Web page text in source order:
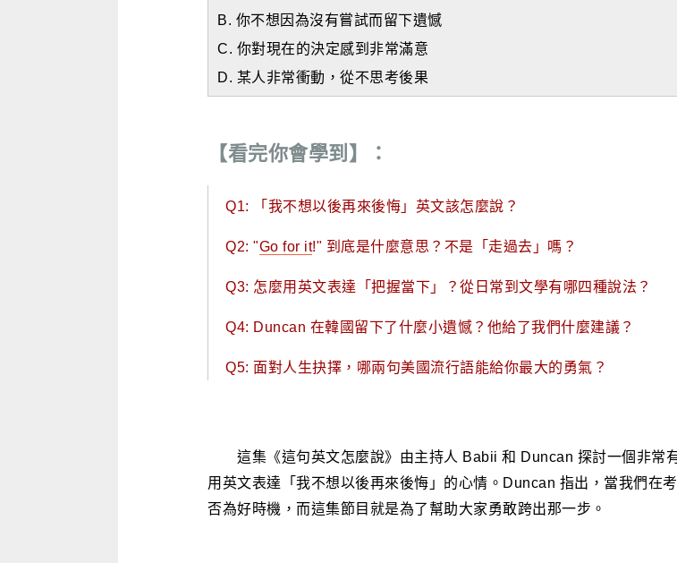
B. 你不想因為沒有嘗試而留下遺憾
C. 你對現在的決定感到非常滿意
D. 某人非常衝動，從不思考後果
【看完你會學到】：
Q1: 「我不想以後再來後悔」英文該怎麼說？
Q2: "Go for it!" 到底是什麼意思？不是「走過去」嗎？
Q3: 怎麼用英文表達「把握當下」？從日常到文學有哪四種說法？
Q4: Duncan 在韓國留下了什麼小遺憾？他給了我們什麼建議？
Q5: 面對人生抉擇，哪兩句美國流行語能給你最大的勇氣？
這集《這句英文怎麼說》由主持人 Babii 和 Duncan 探討一個非常
用英文表達「我不想以後再來後悔」的心情。Duncan 指出，當我們在
否為好時機，而這集節目就是為了幫助大家勇敢跨出那一步。